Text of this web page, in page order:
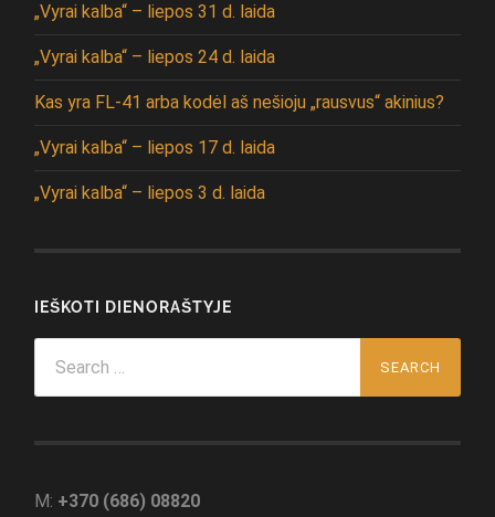
„Vyrai kalba“ – liepos 31 d. laida
„Vyrai kalba“ – liepos 24 d. laida
Kas yra FL-41 arba kodėl aš nešioju „rausvus“ akinius?
„Vyrai kalba“ – liepos 17 d. laida
„Vyrai kalba“ – liepos 3 d. laida
IEŠKOTI DIENORAŠTYJE
for:
M: +370 (686) 08820